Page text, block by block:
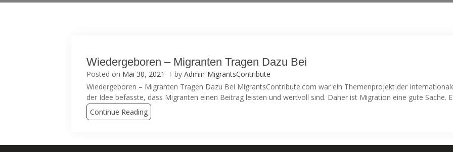
Wiedergeboren – Migranten Tragen Dazu Bei
Posted on Mai 30, 2021 by Admin-MigrantsContribute
Wiedergeboren – Migranten Tragen Dazu Bei MigrantsContribute.com war ein Themenprojekt der
der Idee befasste, dass Migranten einen Beitrag leisten und wertvoll sind. Daher ist Migration eine gute Sache.
Continue Reading